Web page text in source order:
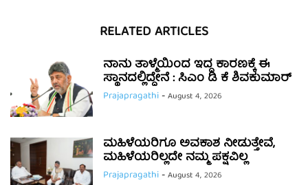
RELATED ARTICLES
ನಾನು ತಾಳ್ಮೆಯಿಂದ ಇದ್ದ ಕಾರಣಕ್ಕೆ ಈ
ಸ್ಥಾನದಲ್ಲಿದ್ದೇನೆ : ಸಿಎಂ ಡಿ ಕೆ ಶಿವಕುಮಾರ್
Prajapragathi-August 4, 2026
ಮಹಿಳೆಯರಿಗೂ ಅವಕಾಶ ನೀಡುತ್ತೇವೆ,
ಮಹಿಳೆಯರಿಲ್ಲದೇ ನಮ್ಮ ಪಕ್ಷವಿಲ್ಲ
Prajapragathi-August 4, 2026